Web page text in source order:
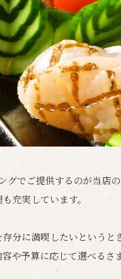
グでご提供するのが当店
充実しています。
分に満喫したいというと
や予算に応じて選べるさ